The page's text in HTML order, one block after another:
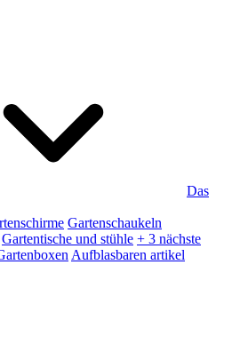
Das
Gartenschaukeln
Gartentische und stühle + 3 nächste
Aufblasbaren artikel